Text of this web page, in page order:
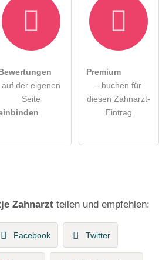
auf der eigenen
Seite
Premium
- buchen für
diesen Zahnarzt-
Eintrag
Zahnarzt teilen und empfehlen:
Facebook Twitter